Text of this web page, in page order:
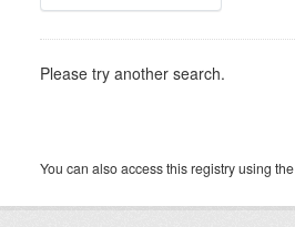
Please try another search.
You can also access this registry using the